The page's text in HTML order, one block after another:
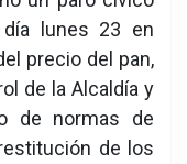
lunes 23 en
precio del pan,
de la Alcaldía y
de normas de
de los